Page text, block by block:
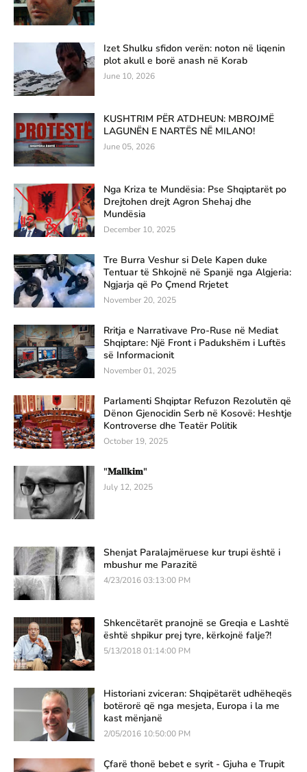
Izet Shulku sfidon verën: noton në liqenin
plot akull e borë anash në Korab
June 10, 2026
KUSHTRIM PËR ATDHEUN: MBROJMË
LAGUNËN E NARTËS NË MILANO!
June 05, 2026
Nga Kriza te Mundësia: Pse Shqiptarët po
Drejtohen drejt Agron Shehaj dhe
Mundësia
December 10, 2025
Tre Burra Veshur si Dele Kapen duke
Tentuar të Shkojnë në Spanjë nga Algjeria:
Ngjarja që Po Çmend Rrjetet
November 20, 2025
Rritja e Narrativave Pro-Ruse në Mediat
Shqiptare: Një Front i Padukshëm i Luftës
së Informacionit
November 01, 2025
Parlamenti Shqiptar Refuzon Rezolutën që
Dënon Gjenocidin Serb në Kosovë: Heshtje
Kontroverse dhe Teatër Politik
October 19, 2025
"𝐌𝐚𝐥𝐥𝐤𝐢𝐦"
July 12, 2025
Shenjat Paralajmëruese kur trupi është i
mbushur me Parazitë
4/23/2016 03:13:00 PM
Shkencëtarët pranojnë se Greqia e Lashtë
është shpikur prej tyre, kërkojnë falje?!
5/13/2018 01:14:00 PM
Historiani zviceran: Shqipëtarët udhëheqës
botërorë që nga mesjeta, Europa i la me
kast mënjanë
2/05/2016 10:50:00 PM
Çfarë thonë bebet e syrit - Gjuha e Trupit